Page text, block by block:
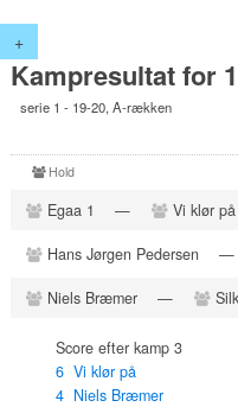
+
Kampresultat for
serie 1 - 19-20, A-rækken
Hold
Egaa 1 — Vi klør på
Hans Jørgen Pedersen —
Niels Bræmer —
Score efter kamp 3
6 Vi klør på
4 Niels Bræmer